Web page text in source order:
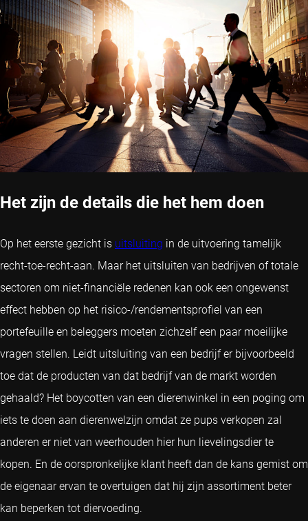
Het zijn de details die het hem doen
Op het eerste gezicht is uitsluiting in de uitvoering tamelijk
recht-toe-recht-aan. Maar het uitsluiten van bedrijven of totale
sectoren om niet-financiële redenen kan ook een ongewenst
effect hebben op het risico-/rendementsprofiel van een
portefeuille en beleggers moeten zichzelf een paar moeilijke
vragen stellen. Leidt uitsluiting van een bedrijf er bijvoorbeeld
toe dat de producten van dat bedrijf van de markt worden
gehaald? Het boycotten van een dierenwinkel in een poging om
iets te doen aan dierenwelzijn omdat ze pups verkopen zal
anderen er niet van weerhouden hier hun lievelingsdier te
kopen. En de oorspronkelijke klant heeft dan de kans gemist om
de eigenaar ervan te overtuigen dat hij zijn assortiment beter
kan beperken tot diervoeding.